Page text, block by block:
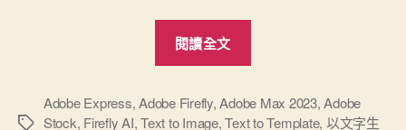
閱讀全文
Firefly
標
Adobe Express,Adobe Firefly,Adobe Max 2023,Adobe
Stock, Firefly AI,Text to Image,Text to Template, 以文字生